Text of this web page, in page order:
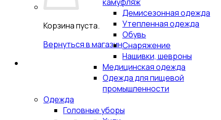
Корзина пуста.
Вернуться в магазин
Демисезонная одежда
Утепленная одежда
Обувь
Снаряжение
Нашивки, шевроны
Медицинская одежда
Одежда для пищевой
промышленности
Одежда
Головные уборы